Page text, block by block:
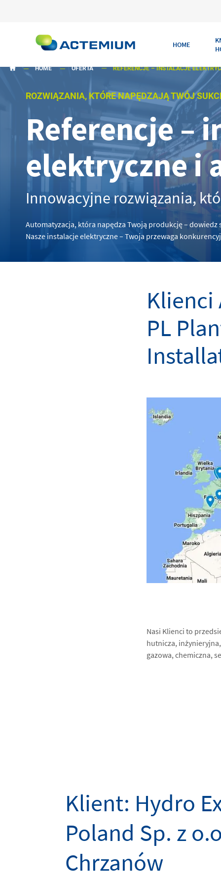
HOME
Szukaj:
HOME OFERTA REFERENCJE – INSTALACJE
ROZWIĄZANIA, KTÓRE NAPĘDZAJĄ TWÓJ
Referencje –
elektryczne i
Innowacyjne rozwiązania,
Automatyzacja, która napędza Twoją produkcję – dowiedz
Nasze instalacje elektryczne – Twoja przewaga
PL
Nasi Klienci to
hutnicza,
gazowa, chemiczna,
Klient: Hydro
Poland Sp. z
Chrzanów